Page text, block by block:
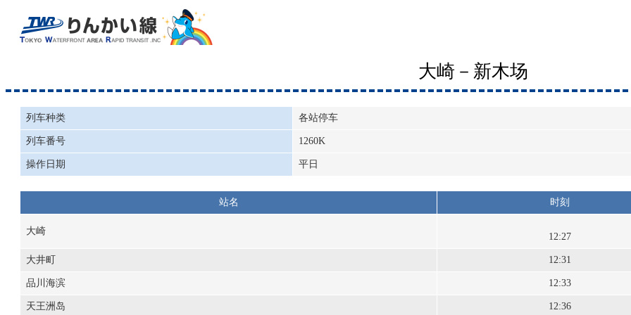
大崎－新木场
列车种类 各站停车
列车番号 1260K
操作日期 平日
站名 时刻
大崎
12:27
大井町 12:31
品川海滨 12:33
天王洲岛 12:36